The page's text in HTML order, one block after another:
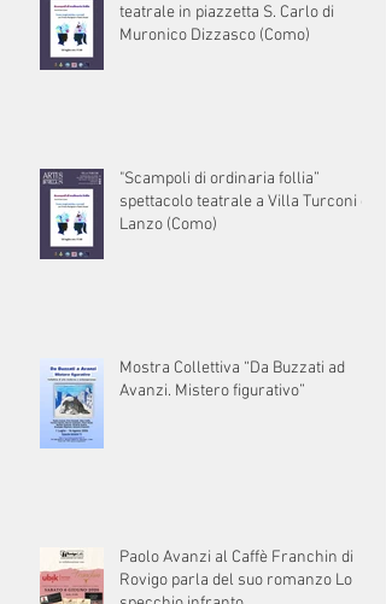
teatrale in piazzetta S. Carlo di
Muronico Dizzasco (Como)
"Scampoli di ordinaria follia”
spettacolo teatrale a Villa Turconi di
Lanzo (Como)
Mostra Collettiva “Da Buzzati ad
Avanzi. Mistero figurativo”
Paolo Avanzi al Caffè Franchin di
Rovigo parla del suo romanzo Lo